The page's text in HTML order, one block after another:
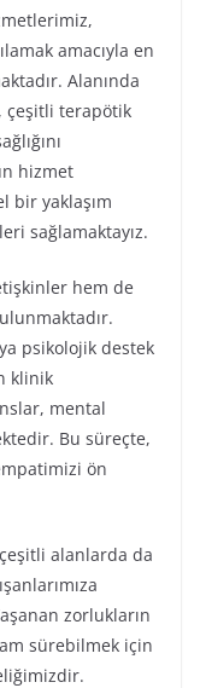
amacıyla en
Alanında
çeşitli terapötik
hizmet
bir yaklaşım
sağlamaktayız.
hem de
psikolojik destek
klinik
mental
Bu süreçte,
ön
alanlarda da
zorlukların
sürebilmek için